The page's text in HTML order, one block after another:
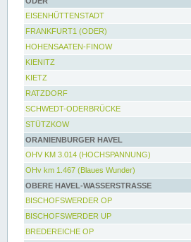
EISENHÜTTENSTADT
FRANKFURT1 (ODER)
HOHENSAATEN-FINOW
KIENITZ
KIETZ
RATZDORF
SCHWEDT-ODERBRÜCKE
STÜTZKOW
ORANIENBURGER HAVEL
OHV KM 3.014 (HOCHSPANNUNG)
OHv km 1.467 (Blaues Wunder)
OBERE HAVEL-WASSERSTRASSE
BISCHOFSWERDER OP
BISCHOFSWERDER UP
BREDEREICHE OP